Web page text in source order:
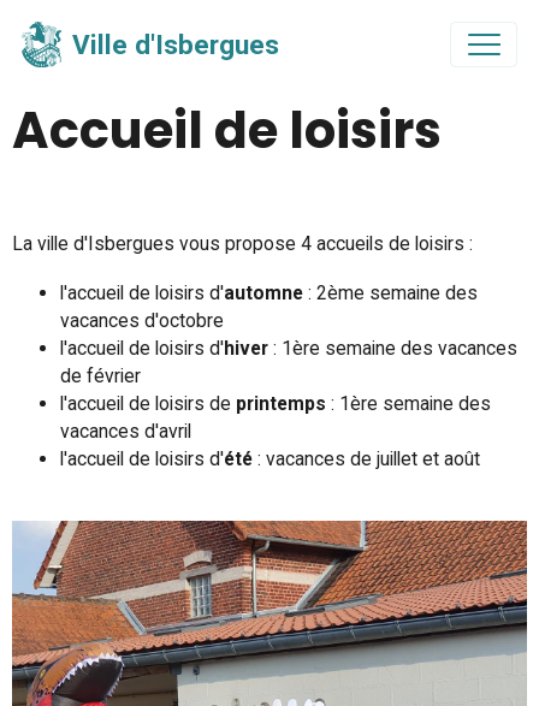
Ville d'Isbergues
Accueil de loisirs
La ville d'Isbergues vous propose 4 accueils de loisirs :
l'accueil de loisirs d'automne : 2ème semaine des
vacances d'octobre
l'accueil de loisirs d'hiver : 1ère semaine des vacances
de février
l'accueil de loisirs de printemps : 1ère semaine des
vacances d'avril
l'accueil de loisirs d'été : vacances de juillet et août